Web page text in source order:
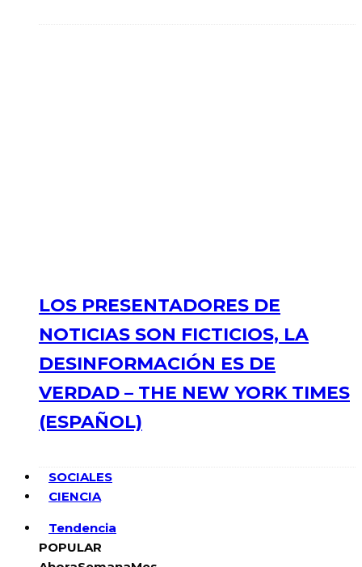
LOS PRESENTADORES DE
NOTICIAS SON FICTICIOS, LA
DESINFORMACIÓN ES DE
VERDAD – THE NEW YORK TIMES
(ESPAÑOL)
SOCIALES
CIENCIA
Tendencia
POPULAR